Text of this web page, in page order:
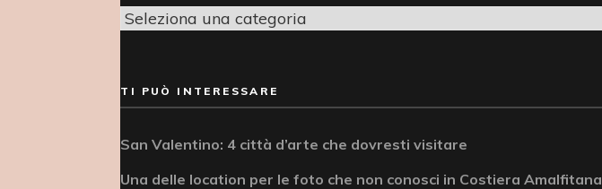
Categorie
TI PUÒ INTERESSARE
San Valentino: 4 città d’arte che dovresti visitare
Una delle location per le foto che non conosci in Costiera Amalfitana